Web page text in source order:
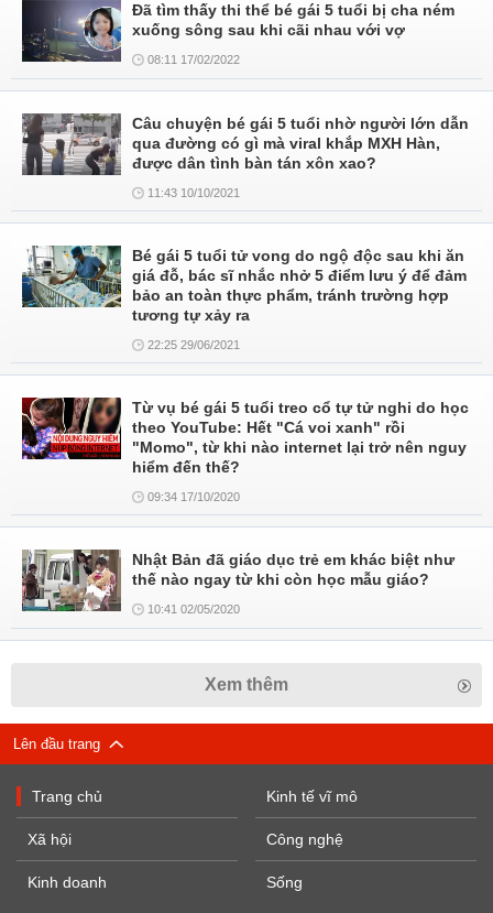
Đã tìm thấy thi thể bé gái 5 tuổi bị cha ném
xuống sông sau khi cãi nhau với vợ
08:11 17/02/2022
Câu chuyện bé gái 5 tuổi nhờ người lớn dẫn
qua đường có gì mà viral khắp MXH Hàn,
được dân tình bàn tán xôn xao?
11:43 10/10/2021
Bé gái 5 tuổi tử vong do ngộ độc sau khi ăn
giá đỗ, bác sĩ nhắc nhở 5 điểm lưu ý để đảm
bảo an toàn thực phẩm, tránh trường hợp
tương tự xảy ra
22:25 29/06/2021
Từ vụ bé gái 5 tuổi treo cổ tự tử nghi do học
theo YouTube: Hết "Cá voi xanh" rồi
"Momo", từ khi nào internet lại trở nên nguy
hiểm đến thế?
09:34 17/10/2020
Nhật Bản đã giáo dục trẻ em khác biệt như
thế nào ngay từ khi còn học mẫu giáo?
10:41 02/05/2020
Xem thêm
Lên đầu trang
Trang chủ
Xã hội
Kinh doanh
Kinh tế vĩ mô
Công nghệ
Sống